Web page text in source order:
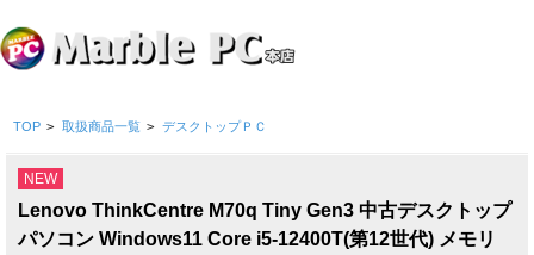
TOP > 取扱商品一覧 > デスクトップＰＣ
NEW
Lenovo ThinkCentre M70q Tiny Gen3 中古デスクトップ
パソコン Windows11 Core i5-12400T(第12世代) メモリ